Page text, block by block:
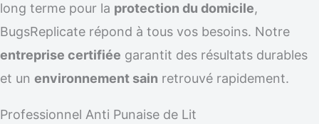
long terme pour la protection du domicile,
BugsReplicate répond à tous vos besoins. Notre
entreprise certifiée garantit des résultats durables
et un environnement sain retrouvé rapidement.
Professionnel Anti Punaise de Lit